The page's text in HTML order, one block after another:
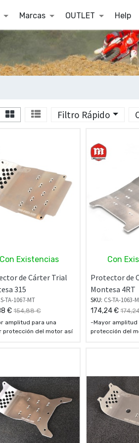
Marcas OUTLET Help
Filtro Rápido
Con Existencias
de Cárter Trial
315
TA-1067-MT
€ 154,88€
amplitud para una
protección del motor así
las placas están
para montar el kit
para mayor agarre.
Con
Protector de
Montesa 4RT
SKU: CS-TA-1063-
174,24€
-Mayor amplitud
protección del
2024
- Todas las
preparadas
de dientes para